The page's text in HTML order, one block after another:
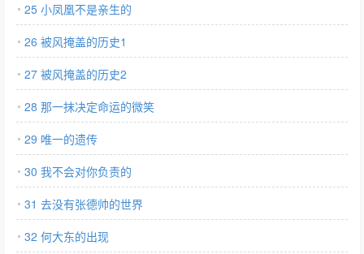
25 小凤凰不是亲生的
26 被风掩盖的历史1
27 被风掩盖的历史2
28 那一抹决定命运的微笑
29 唯一的遗传
30 我不会对你负责的
31 去没有张德帅的世界
32 何大东的出现